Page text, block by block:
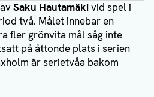
Saku Hautamäkivid spel i
två. Målet innebar en
fler grönvita mål såg inte
på åttonde plats i serien
är serietvåa bakom